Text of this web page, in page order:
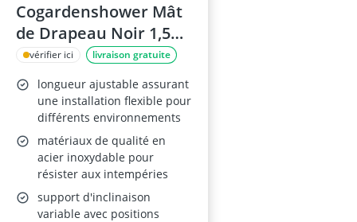
Cogardenshower Mât
de Drapeau Noir 1,5m
en Acier Inoxydable
vérifier ici livraison gratuite
longueur ajustable assurant
une installation flexible pour
différents environnements
matériaux de qualité en
acier inoxydable pour
résister aux intempéries
support d'inclinaison
variable avec positions